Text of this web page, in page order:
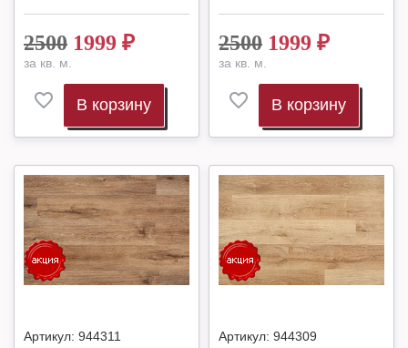
2500 1999 ₽
за кв. м.
В корзину
2500 1999 ₽
за кв. м.
В корзину
Артикул: 944311 Артикул: 944309